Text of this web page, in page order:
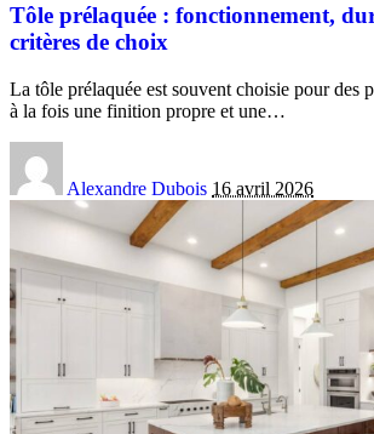
Tôle prélaquée : fonctionnement,
critères de choix
La tôle prélaquée est souvent choisie pour des
à la fois une finition propre et une…
Alexandre Dubois 16 avril 2026